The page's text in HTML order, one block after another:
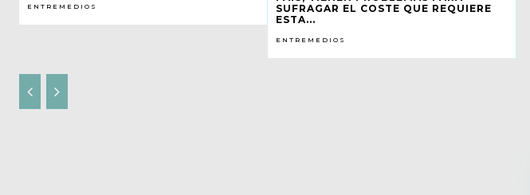
ENTREMEDIOS
SUFRAGAR EL COSTE QUE REQUIERE
ESTA...
ENTREMEDIOS